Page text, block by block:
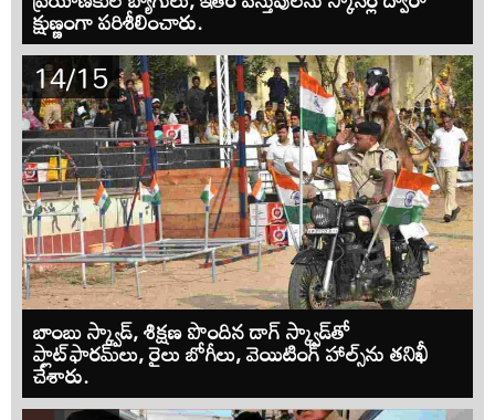
క్షుణ్ణంగా పరిశీలించారు.
14/15
బాంబు స్క్వాడ్, శిక్షణ పొందిన డాగ్ స్క్వాడ్‌తో
ప్లాట్‌ఫారమ్‌లు, రైలు బోగీలు, వెయిటింగ్ హాల్స్‌ను తనిఖీ
చేశారు.